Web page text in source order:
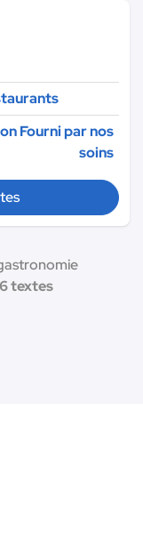
Fourni par nos
soins
textes